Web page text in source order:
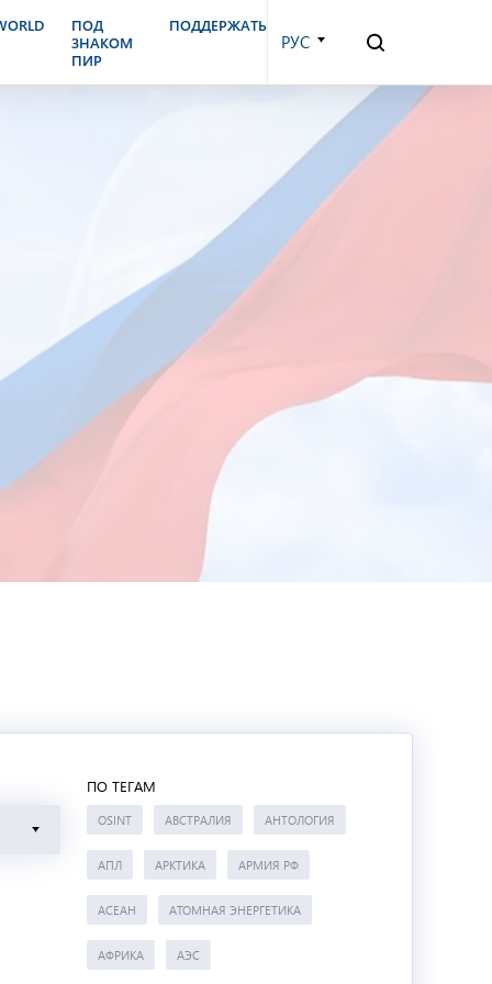
ПОД
ЗНАКОМ
ПИР
ПОДДЕРЖАТЬ
РУС
ПО ТЕГАМ
OSINT АВСТРАЛИЯ АНТОЛОГИЯ
АПЛ АРКТИКА АРМИЯ РФ
АСЕАН АТОМНАЯ ЭНЕРГЕТИКА
АФРИКА АЭС